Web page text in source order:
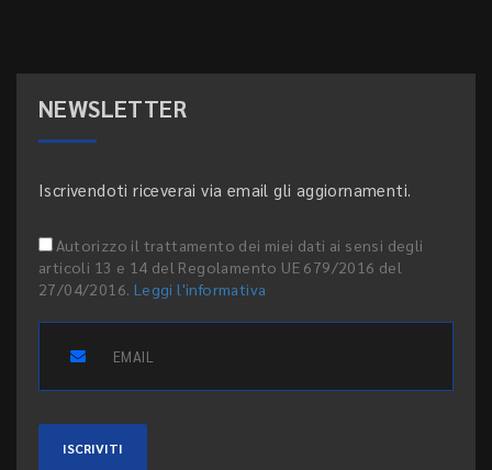
NEWSLETTER
Iscrivendoti riceverai via email gli aggiornamenti.
Autorizzo il trattamento dei miei dati ai sensi degli
articoli 13 e 14 del Regolamento UE 679/2016 del
27/04/2016. Leggi l'informativa
ISCRIVITI